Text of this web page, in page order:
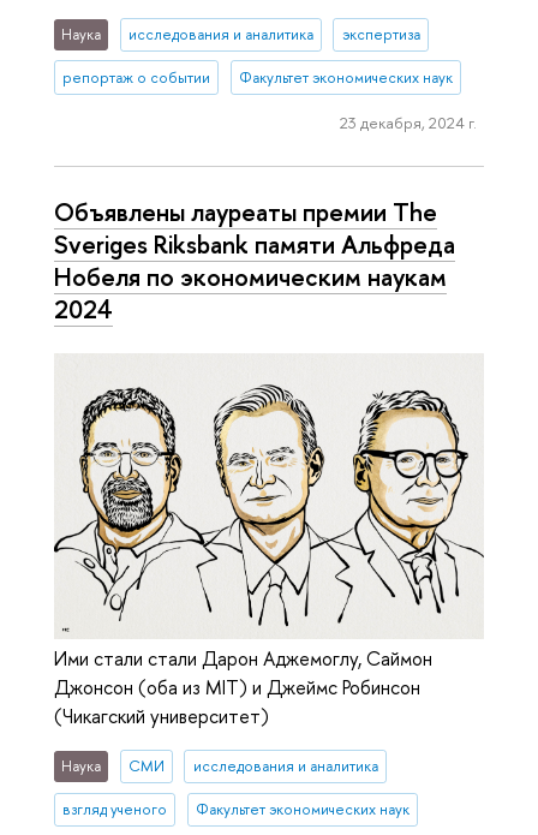
Наука исследования и аналитика экспертиза
репортаж о событии Факультет экономических наук
23 декабря, 2024 г.
Объявлены лауреаты премии The
Sveriges Riksbank памяти Альфреда
Нобеля по экономическим наукам
2024
Ими стали стали Дарон Аджемоглу, Саймон
Джонсон (оба из MIT) и Джеймс Робинсон
(Чикагский университет)
Наука СМИ исследования и аналитика
взгляд ученого Факультет экономических наук